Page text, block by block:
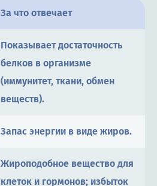
За что отвечает
Показывает достаточность
белков в организме
(иммунитет, ткани, обмен
веществ).
Запас энергии в виде жиров.
Жироподобное вещество для
клеток и гормонов; избыток